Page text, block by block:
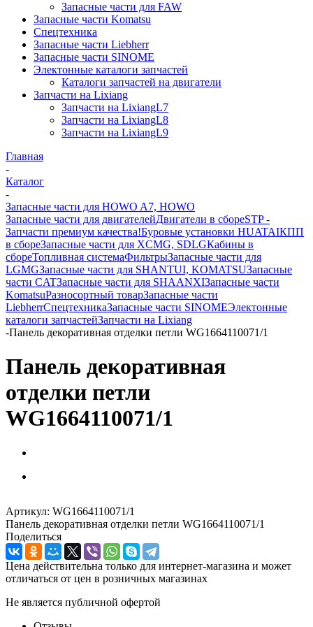
Запасные части для FAW
Запасные части Komatsu
Спецтехника
Запасные части Liebherr
Запасные части SINOME
Электонные каталоги запчастей
Каталоги запчастей на двигатели
Запчасти на Lixiang
Запчасти на LixiangL7
Запчасти на LixiangL8
Запчасти на LixiangL9
Главная
-
Каталог
-
Запасные части для HOWO A7, HOWO
Запасные части для двигателейДвигатели в сбореSTP -
Запчасти премиум качества!Буровые установки HUATAIКПП
в сбореЗапасные части для XCMG, SDLGКабины в
сбореТопливная системаФильтрыЗапасные части для
LGMGЗапасные части для SHANTUI, KOMATSUЗапасные
части CATЗапасные части для SHAANXIЗапасные части
KomatsuРазносортный товарЗапасные части
LiebherrСпецтехникаЗапасные части SINOMEЭлектонные
каталоги запчастейЗапчасти на Lixiang
-Панель декоративная отделки петли WG1664110071/1
Панель декоративная
отделки петли
WG1664110071/1
Артикул: WG1664110071/1
Панель декоративная отделки петли WG1664110071/1
Поделиться
Цена действительна только для интернет-магазина и может
отличаться от цен в розничных магазинах
Не является публичной офертой